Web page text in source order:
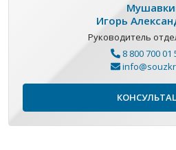
Игорь
Руководитель
8 800 700 01